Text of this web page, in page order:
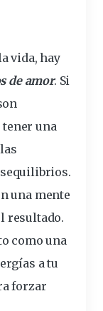
vida, hay
de amor. Si
una
las
una mente
resultado.
como una
a tu
forzar